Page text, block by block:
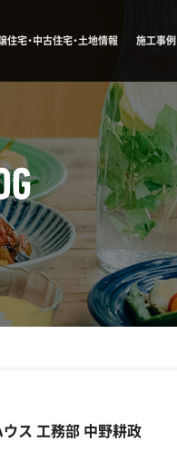
住宅・中古住宅・土地情報 施工事例
ス 工務部 中野耕政